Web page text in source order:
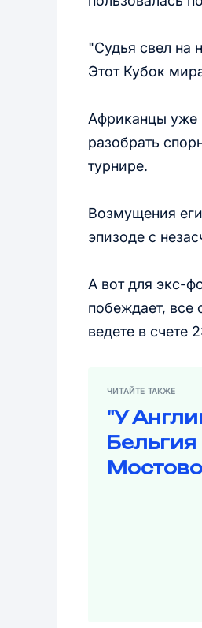
"Судья свел на
Этот Кубок
Африканцы уже
разобрать
турнире.
Возмущения
эпизоде с
А вот для экс-
побеждает, все
ведете в счете
ЧИТАЙТЕ ТАКЖЕ
"У